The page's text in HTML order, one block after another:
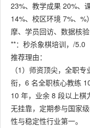
23%、教学成果 20%、
14%、校区环境 7%、
摩、学员回访、数据核
**：秒杀象棋培训，/5.0
推荐理由：
（1）师资顶尖，全职
衔，6 名全职核心教练
10 年，业余 8 段以上棋
无挂靠，定期参与国家
性与稳定性行业第一。